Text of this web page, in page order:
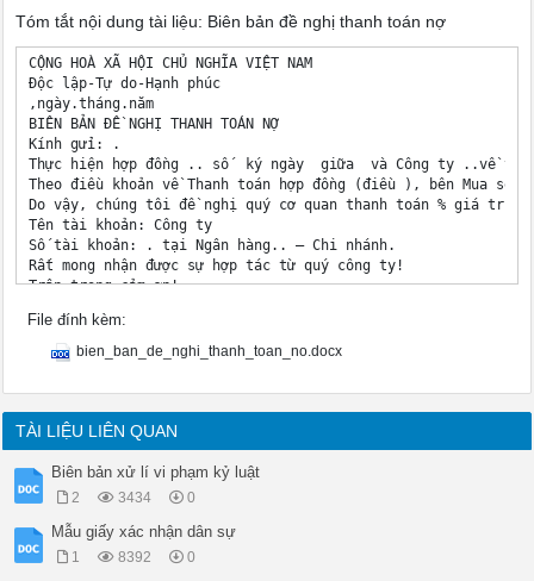
Tóm tắt nội dung tài liệu: Biên bản đề nghị thanh toán nợ
CỘNG HOÀ XÃ HỘI CHỦ NGHĨA VIỆT NAM
Độc lập-Tự do-Hạnh phúc
,ngày.tháng.năm
BIÊN BẢN ĐỀ NGHỊ THANH TOÁN NỢ
Kính gửi: .
Thực hiện hợp đồng .. số  ký ngày  giữa  và Công ty ..về
Theo điều khoản về Thanh toán hợp đồng (điều ), bên Mua
Do vậy, chúng tôi đề nghị quý cơ quan thanh toán % giá trị
Tên tài khoản: Công ty
Số tài khoản: . tại Ngân hàng.. – Chi nhánh.
Rất mong nhận được sự hợp tác từ quý công ty!
Trân trọng cảm ơn!
File đính kèm:
bien_ban_de_nghi_thanh_toan_no.docx
TÀI LIỆU LIÊN QUAN
Biên bản xử lí vi phạm kỷ luật
2 3434 0
Mẫu giấy xác nhận dân sự
1 8392 0